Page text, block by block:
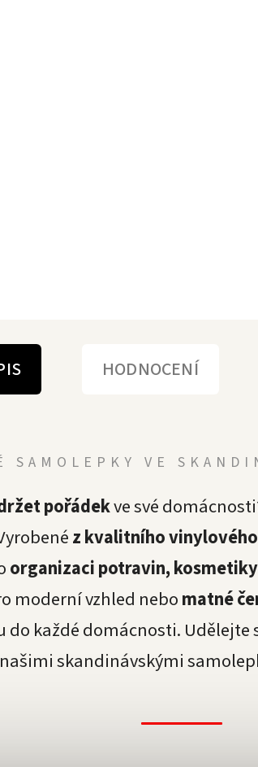
HODNOCENÍ
SAMOLEPKY VE
pořádekve své
z kvalitního
organizaci potravin,
moderní vzhled nebomatné
každé domácnosti. Udělejte
našimi skandinávskými